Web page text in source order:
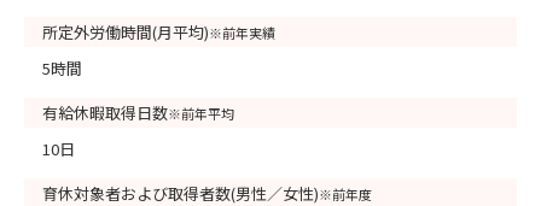
所定外労働時間(月平均)※前年実績
5時間
有給休暇取得日数※前年平均
10日
育休対象者および取得者数(男性／女性)※前年度